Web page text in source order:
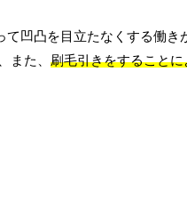
凹凸を目立たなくする働き
また、 刷毛引きをすること